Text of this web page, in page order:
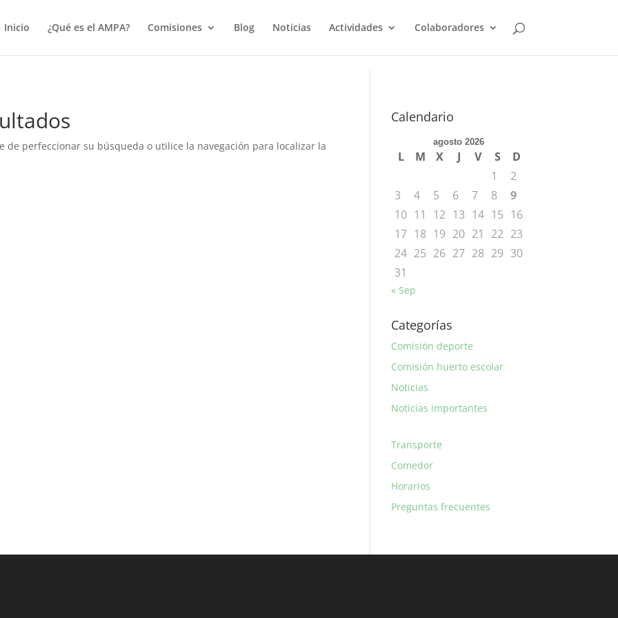
Inicio
¿Qué es el AMPA? Comisiones Blog Noticias Actividades Colaboradores
de perfeccionar su búsqueda o utilice la navegación para localizar la
Calendario
agosto 2026
L M X J V S
D
1
2
3
4 5 6 7 8
9
10 11 12 13 14 15 16
17 18 19 20 21 22 23
24 25 26 27 28 29 30
31
« Sep
Categorías
Comisión deporte
Comisión huerto escolar
Noticias
Noticias importantes
Transporte
Comedor
Horarios
Preguntas frecuentes